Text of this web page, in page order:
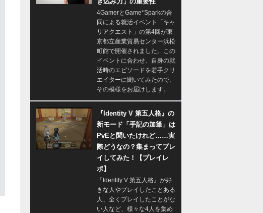
4GamerとGame*Sparkの合
同による就活イベント「キャ
リアクエスト」の第4回が東
京都立産業貿易センター浜松
町館で開催されました。この
イベントに合わせ、自身の就
活時のエピソードを若手クリ
エイターに聞いてみたので、
その模様をお届けします。
『Identity V 第五人格』の
新モード「手記の加筆」は
PvEと聞いたけれど……実
際どうなの？集まってプレ
イしてみた！【プレイレ
ポ】
『Identity V 第五人格』が好
きな人やプレイしたことある
人、全くプレイしたことがな
い人など、様々な4人を集め